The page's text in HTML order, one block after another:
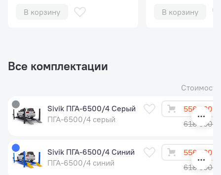
В корзину
В корзину
Все комплектации
Стоимость
Sivik ПГА-6500/4 Серый
ПГА-6500/4 серый
556 200 ₽
618 000 ₽
Sivik ПГА-6500/4 Синий
ПГА-6500/4 синий
556 200 ₽
618 000 ₽